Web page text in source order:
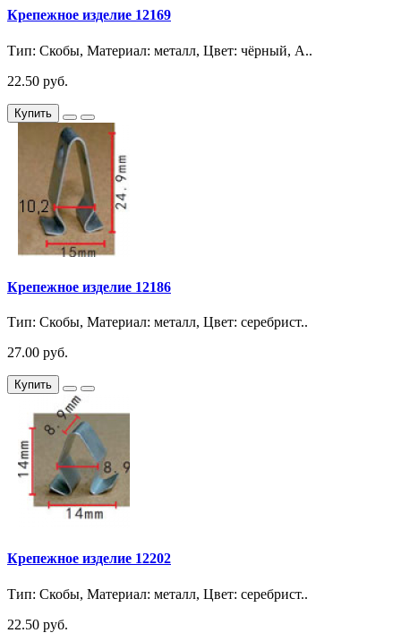
Крепежное изделие 12169
Тип: Скобы, Материал: металл, Цвет: чёрный, A..
22.50 руб.
Купить
Крепежное изделие 12186
Тип: Скобы, Материал: металл, Цвет: серебрист..
27.00 руб.
Купить
Крепежное изделие 12202
Тип: Скобы, Материал: металл, Цвет: серебрист..
22.50 руб.